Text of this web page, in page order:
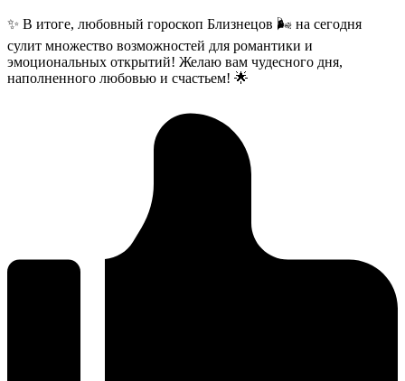
✨ В итоге, любовный гороскоп Близнецов 🌬️ на сегодня
сулит множество возможностей для романтики и
эмоциональных открытий! Желаю вам чудесного дня,
наполненного любовью и счастьем! 🌟